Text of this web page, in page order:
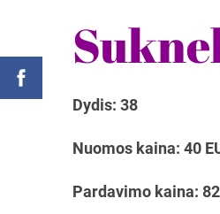
Dydis: 38
Nuomos kaina: 40
Pardavimo kaina: 82